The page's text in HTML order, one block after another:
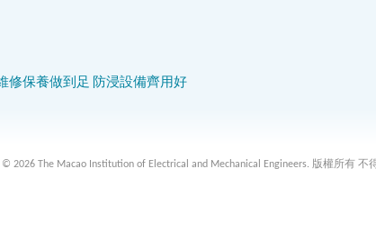
修保養做到足 防浸設備齊用好
2026 The Macao Institution of Electrical and Mechanical Engineers. 版權所有 不